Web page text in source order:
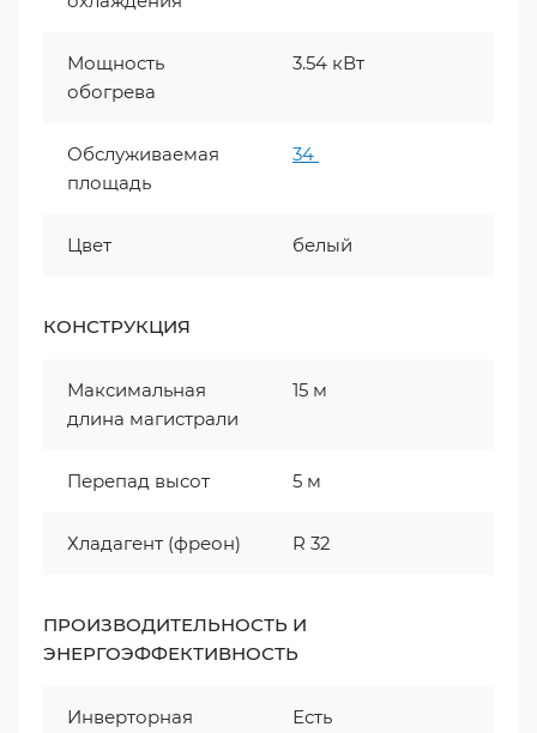
Мощность
обогрева
3.54 кВт
Обслуживаемая
площадь
34
Цвет белый
КОНСТРУКЦИЯ
Максимальная
длина магистрали
15 м
Перепад высот 5 м
Хладагент (фреон) R 32
ПРОИЗВОДИТЕЛЬНОСТЬ И
ЭНЕРГОЭФФЕКТИВНОСТЬ
Инверторная
Есть